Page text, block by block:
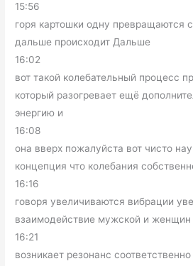
15:56
горя картошки одну превращаются
дальше происходит Дальше
16:02
вот такой колебательный процесс
который разогревает ещё
энергию и
16:08
она вверх пожалуйста вот чисто
концепция что колебания
16:16
говоря увеличиваются вибрации
взаимодействие мужской и женщин
16:21
возникает резонанс